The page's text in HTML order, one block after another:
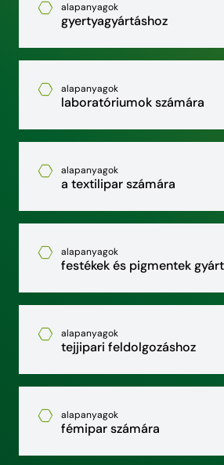
alapanyagok
gyertyagyártáshoz
alapanyagok
laboratóriumok számára
alapanyagok
a textilipar számára
alapanyagok
festékek és pigmentek
alapanyagok
tejjipari feldolgozáshoz
alapanyagok
fémipar számára